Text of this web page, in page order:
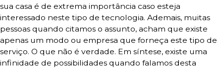
sua casa é de extrema importância caso esteja
interessado neste tipo de tecnologia. Ademais, muitas
pessoas quando citamos o assunto, acham que existe
apenas um modo ou empresa que forneça este tipo de
serviço. O que não é verdade. Em síntese, existe uma
infinidade de possibilidades quando falamos desta